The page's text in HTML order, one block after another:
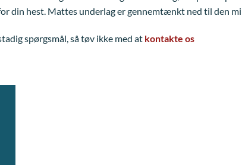
din hest. Mattes underlag er gennemtænkt ned til den
spørgsmål, så tøv ikke med at kontakte os